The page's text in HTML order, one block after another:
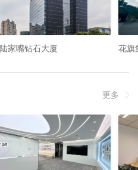
陆家嘴钻石大厦 花旗
更多